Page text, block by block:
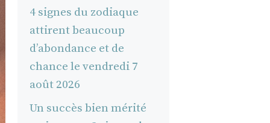
4 signes du zodiaque
attirent beaucoup
d’abondance et de
chance le vendredi 7
août 2026
Un succès bien mérité